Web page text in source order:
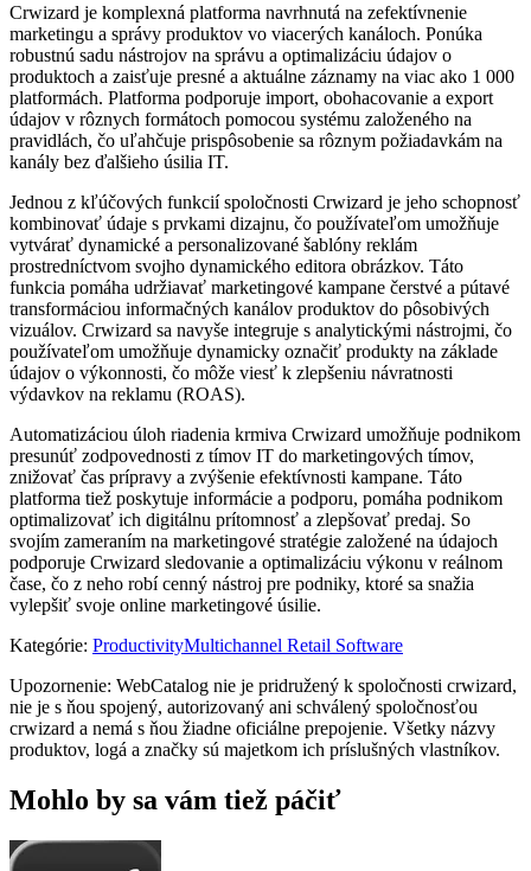
Crwizard je komplexná platforma navrhnutá na zefektívnenie
marketingu a správy produktov vo viacerých kanáloch. Ponúka
robustnú sadu nástrojov na správu a optimalizáciu údajov o
produktoch a zaisťuje presné a aktuálne záznamy na viac ako 1 000
platformách. Platforma podporuje import, obohacovanie a export
údajov v rôznych formátoch pomocou systému založeného na
pravidlách, čo uľahčuje prispôsobenie sa rôznym požiadavkám na
kanály bez ďalšieho úsilia IT.
Jednou z kľúčových funkcií spoločnosti Crwizard je jeho schopnosť
kombinovať údaje s prvkami dizajnu, čo používateľom umožňuje
vytvárať dynamické a personalizované šablóny reklám
prostredníctvom svojho dynamického editora obrázkov. Táto
funkcia pomáha udržiavať marketingové kampane čerstvé a pútavé
transformáciou informačných kanálov produktov do pôsobivých
vizuálov. Crwizard sa navyše integruje s analytickými nástrojmi, čo
používateľom umožňuje dynamicky označiť produkty na základe
údajov o výkonnosti, čo môže viesť k zlepšeniu návratnosti
výdavkov na reklamu (ROAS).
Automatizáciou úloh riadenia krmiva Crwizard umožňuje podnikom
presunúť zodpovednosti z tímov IT do marketingových tímov,
znižovať čas prípravy a zvýšenie efektívnosti kampane. Táto
platforma tiež poskytuje informácie a podporu, pomáha podnikom
optimalizovať ich digitálnu prítomnosť a zlepšovať predaj. So
svojím zameraním na marketingové stratégie založené na údajoch
podporuje Crwizard sledovanie a optimalizáciu výkonu v reálnom
čase, čo z neho robí cenný nástroj pre podniky, ktoré sa snažia
vylepšiť svoje online marketingové úsilie.
Kategórie: ProductivityMultichannel Retail Software
Upozornenie: WebCatalog nie je pridružený k spoločnosti crwizard,
nie je s ňou spojený, autorizovaný ani schválený spoločnosťou
crwizard a nemá s ňou žiadne oficiálne prepojenie. Všetky názvy
produktov, logá a značky sú majetkom ich príslušných vlastníkov.
Mohlo by sa vám tiež páčiť